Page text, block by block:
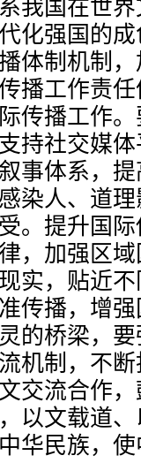
我国在世
化强国的
体制机制
播工作责
传播工作
持社交媒
事体系，
染人、道
。提升国
，加强区
实，贴近
传播，增
的桥梁，
机制，不
交流合作
以文载道
华民族，